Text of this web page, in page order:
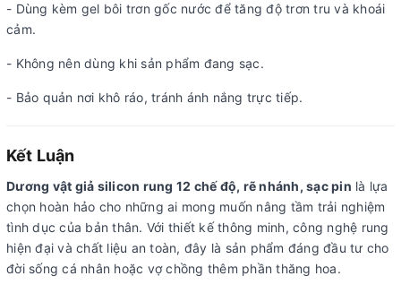
- Dùng kèm gel bôi trơn gốc nước để tăng độ trơn tru và khoái
cảm.
- Không nên dùng khi sản phẩm đang sạc.
- Bảo quản nơi khô ráo, tránh ánh nắng trực tiếp.
Kết Luận
Dương vật giả silicon rung 12 chế độ, rẽ nhánh, sạc pin là lựa
chọn hoàn hảo cho những ai mong muốn nâng tầm trải nghiệm
tình dục của bản thân. Với thiết kế thông minh, công nghệ rung
hiện đại và chất liệu an toàn, đây là sản phẩm đáng đầu tư cho
đời sống cá nhân hoặc vợ chồng thêm phần thăng hoa.